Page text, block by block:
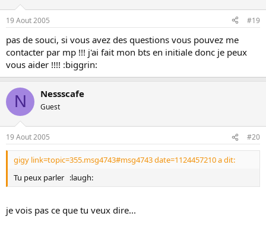
19 Aout 2005 #19
pas de souci, si vous avez des questions vous pouvez me
contacter par mp !!! j'ai fait mon bts en initiale donc je peux
vous aider !!!! :biggrin:
N Nessscafe
Guest
19 Aout 2005 #20
gigy link=topic=355.msg4743#msg4743 date=1124457210 a dit:
Tu peux parler :laugh:
je vois pas ce que tu veux dire...